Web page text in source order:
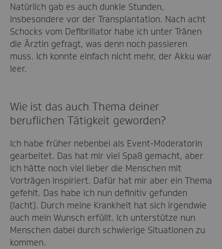
Natürlich gab es auch dunkle Stunden,
insbesondere vor der Transplantation. Nach acht
Schocks vom Defibrillator habe ich unter Tränen
die Ärztin gefragt, was denn noch passieren
muss. Ich konnte einfach nicht mehr, der Akku war
leer.
Wie ist das auch Thema deiner
beruflichen Tätigkeit geworden?
Ich habe früher nebenbei als Event-Moderatorin
gearbeitet. Das hat mir viel Spaß gemacht, aber
ich hätte noch viel lieber die Menschen mit
Vorträgen inspiriert. Dafür hat mir aber ein Thema
gefehlt. Das habe ich nun definitiv gefunden
(lacht). Durch meine Krankheit hat sich irgendwie
auch mein Wunsch erfüllt. Ich unterstütze nun
Menschen dabei durch schwierige Situationen zu
kommen.